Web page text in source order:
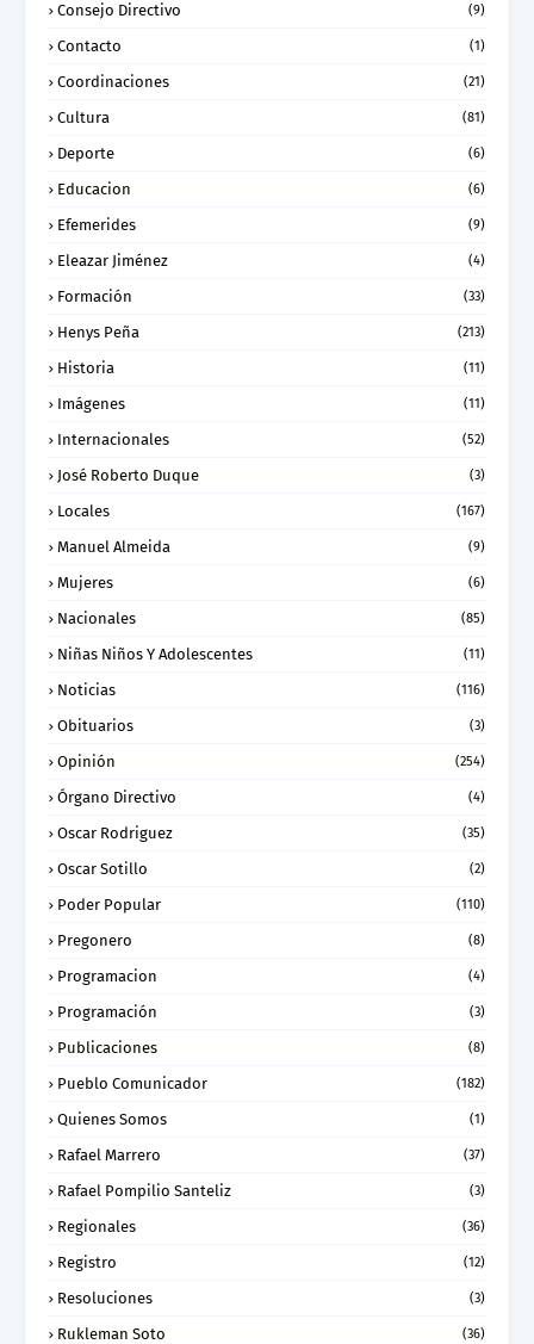
Consejo Directivo (9)
Contacto (1)
Coordinaciones (21)
Cultura (81)
Deporte (6)
Educacion (6)
Efemerides (9)
Eleazar Jiménez (4)
Formación (33)
Henys Peña (213)
Historia (11)
Imágenes (11)
Internacionales (52)
José Roberto Duque (3)
Locales (167)
Manuel Almeida (9)
Mujeres (6)
Nacionales (85)
Niñas Niños Y Adolescentes (11)
Noticias (116)
Obituarios (3)
Opinión (254)
Órgano Directivo (4)
Oscar Rodriguez (35)
Oscar Sotillo (2)
Poder Popular (110)
Pregonero (8)
Programacion (4)
Programación (3)
Publicaciones (8)
Pueblo Comunicador (182)
Quienes Somos (1)
Rafael Marrero (37)
Rafael Pompilio Santeliz (3)
Regionales (36)
Registro (12)
Resoluciones (3)
Rukleman Soto (36)